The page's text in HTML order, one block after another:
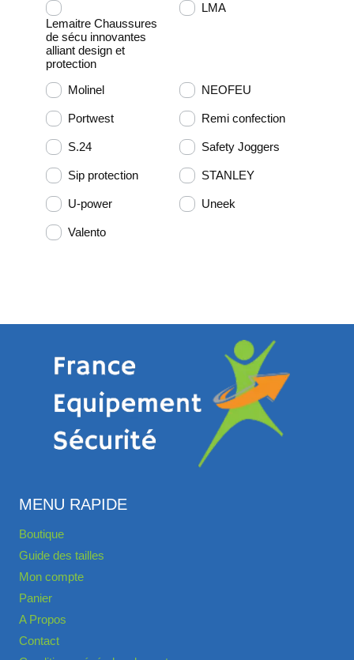
Lemaitre Chaussures
de sécu innovantes
alliant design et
protection
LMA
Molinel NEOFEU
Portwest Remi confection
S.24 Safety Joggers
Sip protection STANLEY
U-power Uneek
Valento
MENU RAPIDE
Boutique
Guide des tailles
Mon compte
Panier
A Propos
Contact